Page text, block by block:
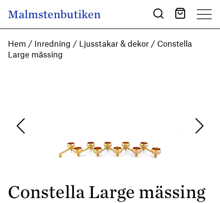
Main Navigation
Malmstenbutiken
Hem / Inredning / Ljusstakar & dekor / Constella
Large mässing
Constella Large mässing